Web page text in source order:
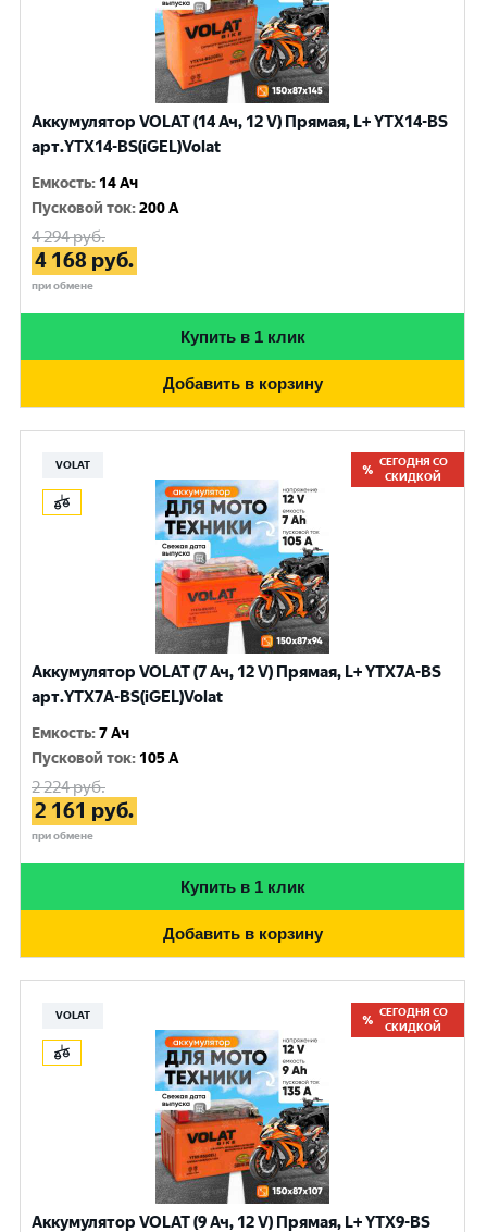
Аккумулятор VOLAT (14 Ач, 12 V) Прямая, L+ YTX14-BS
арт.YTX14-BS(iGEL)Volat
Емкость: 14 Ач
Пусковой ток:200 A
4 294руб.
4 168 руб.
при обмене
Купить в 1 клик
Добавить в корзину
VOLAT
СЕГОДНЯ СО
СКИДКОЙ
Аккумулятор VOLAT (7 Ач, 12 V) Прямая, L+ YTX7A-BS
арт.YTX7A-BS(iGEL)Volat
Емкость:7 Ач
Пусковой ток: 105 A
2 224руб.
2 161 руб.
при обмене
Купить в 1 клик
Добавить в корзину
VOLAT
СЕГОДНЯ СО
СКИДКОЙ
Аккумулятор VOLAT (9 Ач, 12 V) Прямая, L+ YTX9-BS